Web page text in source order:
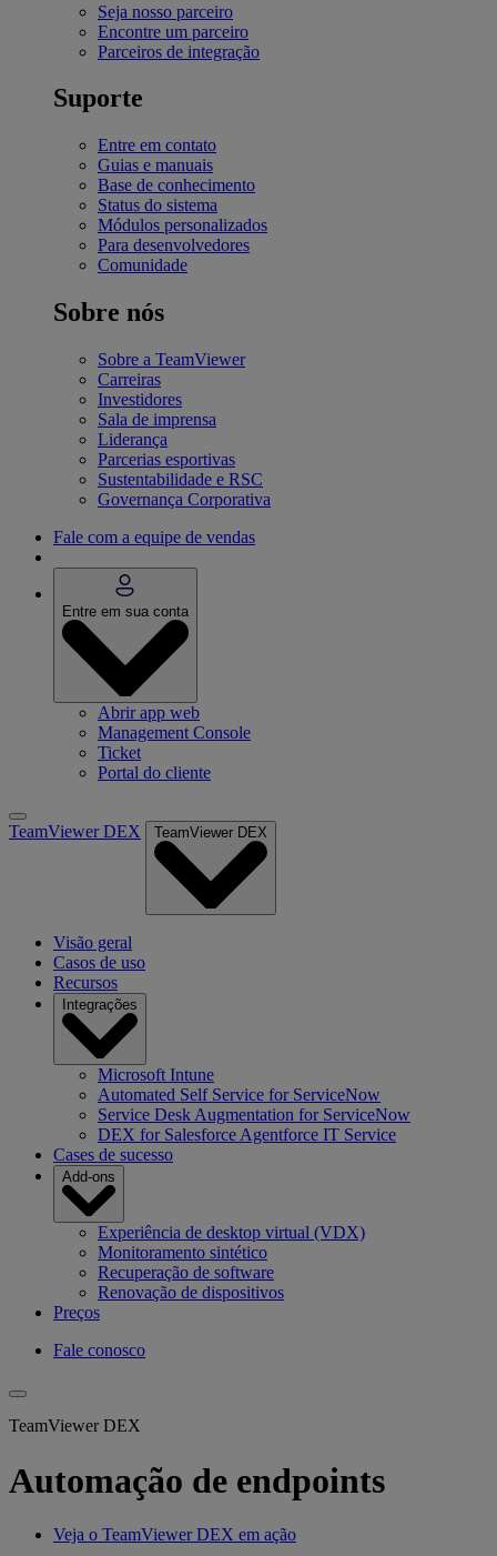
Seja nosso parceiro
Encontre um parceiro
Parceiros de integração
Suporte
Entre em contato
Guias e manuais
Base de conhecimento
Status do sistema
Módulos personalizados
Para desenvolvedores
Comunidade
Sobre nós
Sobre a TeamViewer
Carreiras
Investidores
Sala de imprensa
Liderança
Parcerias esportivas
Sustentabilidade e RSC
Governança Corporativa
Fale com a equipe de vendas
Entre em sua conta
Abrir app web
Management Console
Ticket
Portal do cliente
TeamViewer DEX TeamViewer DEX
Visão geral
Casos de uso
Recursos
Integrações
Microsoft Intune
Automated Self Service for ServiceNow
Service Desk Augmentation for ServiceNow
DEX for Salesforce Agentforce IT Service
Cases de sucesso
Add-ons
Experiência de desktop virtual (VDX)
Monitoramento sintético
Recuperação de software
Renovação de dispositivos
Preços
Fale conosco
TeamViewer DEX
Automação de endpoints
Veja o TeamViewer DEX em ação